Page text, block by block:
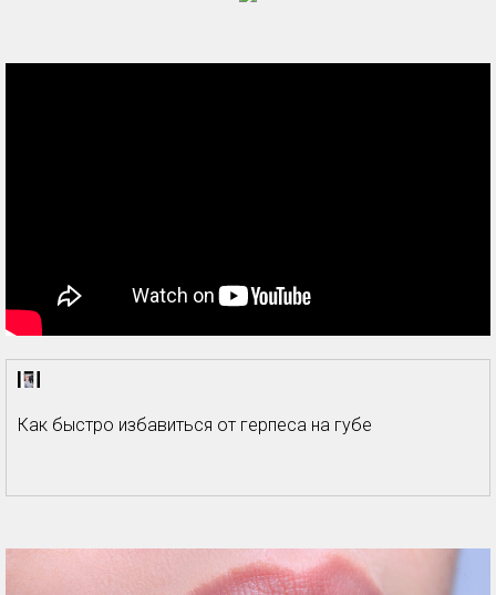
Как быстро избавиться от герпеса на губе